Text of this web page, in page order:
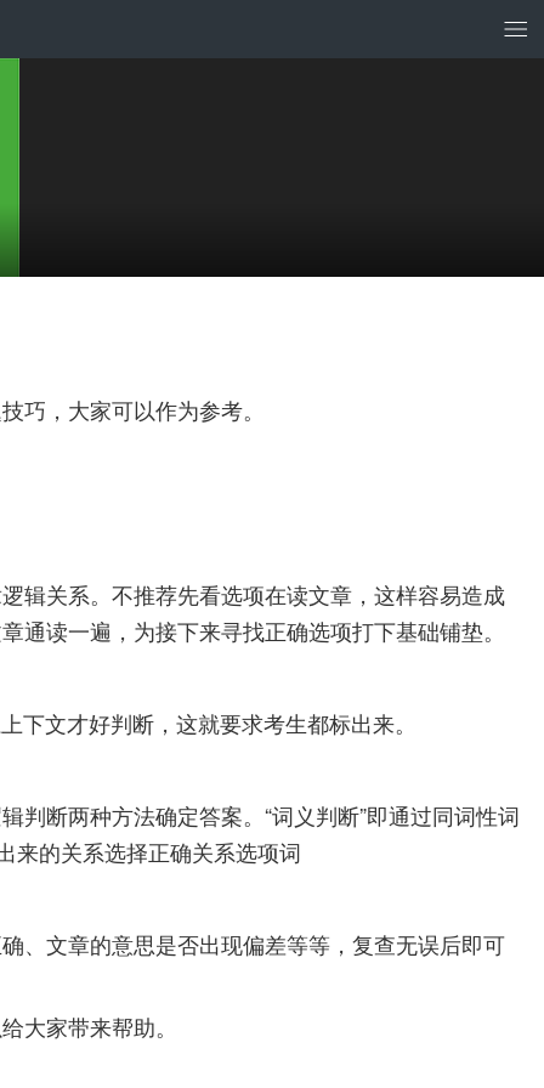
巧，大家可以作为参考。
辑关系。不推荐先看选项在读文章，这样容易造成
读一遍，为接下来寻找正确选项打下基础铺垫。
文才好判断，这就要求考生都标出来。
断两种方法确定答案。“词义判断”即通过同词性词
来的关系选择正确关系选项词
、文章的意思是否出现偏差等等，复查无误后即可
大家带来帮助。